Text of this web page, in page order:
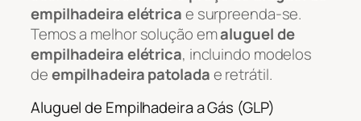
empilhadeira elétricae surpreenda-se.
Temos a melhor solução emaluguel de
empilhadeira elétrica, incluindo modelos
deempilhadeira patoladae retrátil.
Aluguel de Empilhadeira a Gás (GLP)